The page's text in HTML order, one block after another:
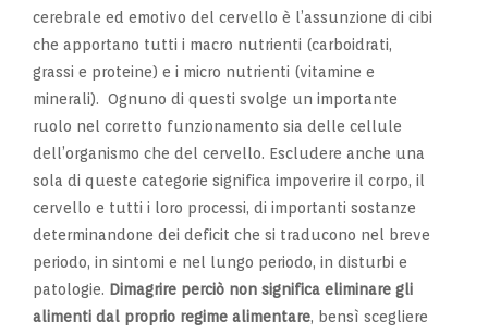
cerebrale ed emotivo del cervello è l’assunzione di cibi
che apportano tutti i macro nutrienti (carboidrati,
grassi e proteine) e i micro nutrienti (vitamine e
minerali). Ognuno di questi svolge un importante
ruolo nel corretto funzionamento sia delle cellule
dell’organismo che del cervello. Escludere anche una
sola di queste categorie significa impoverire il corpo, il
cervello e tutti i loro processi, di importanti sostanze
determinandone dei deficit che si traducono nel breve
periodo, in sintomi e nel lungo periodo, in disturbi e
patologie. Dimagrire perciò non significa eliminare gli
alimenti dal proprio regime alimentare, bensì scegliere